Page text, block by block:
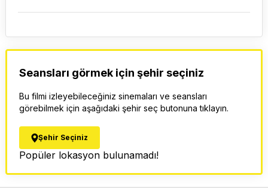
Seansları görmek için şehir seçiniz
Bu filmi izleyebileceğiniz sinemaları ve seansları
görebilmek için aşağıdaki şehir seç butonuna tıklayın.
Şehir Seçiniz
Popüler lokasyon bulunamadı!